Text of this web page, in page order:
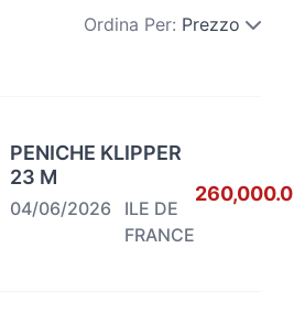
Ordina Per: Prezzo
PENICHE KLIPPER
23 M
04/06/2026
ILE DE
FRANCE